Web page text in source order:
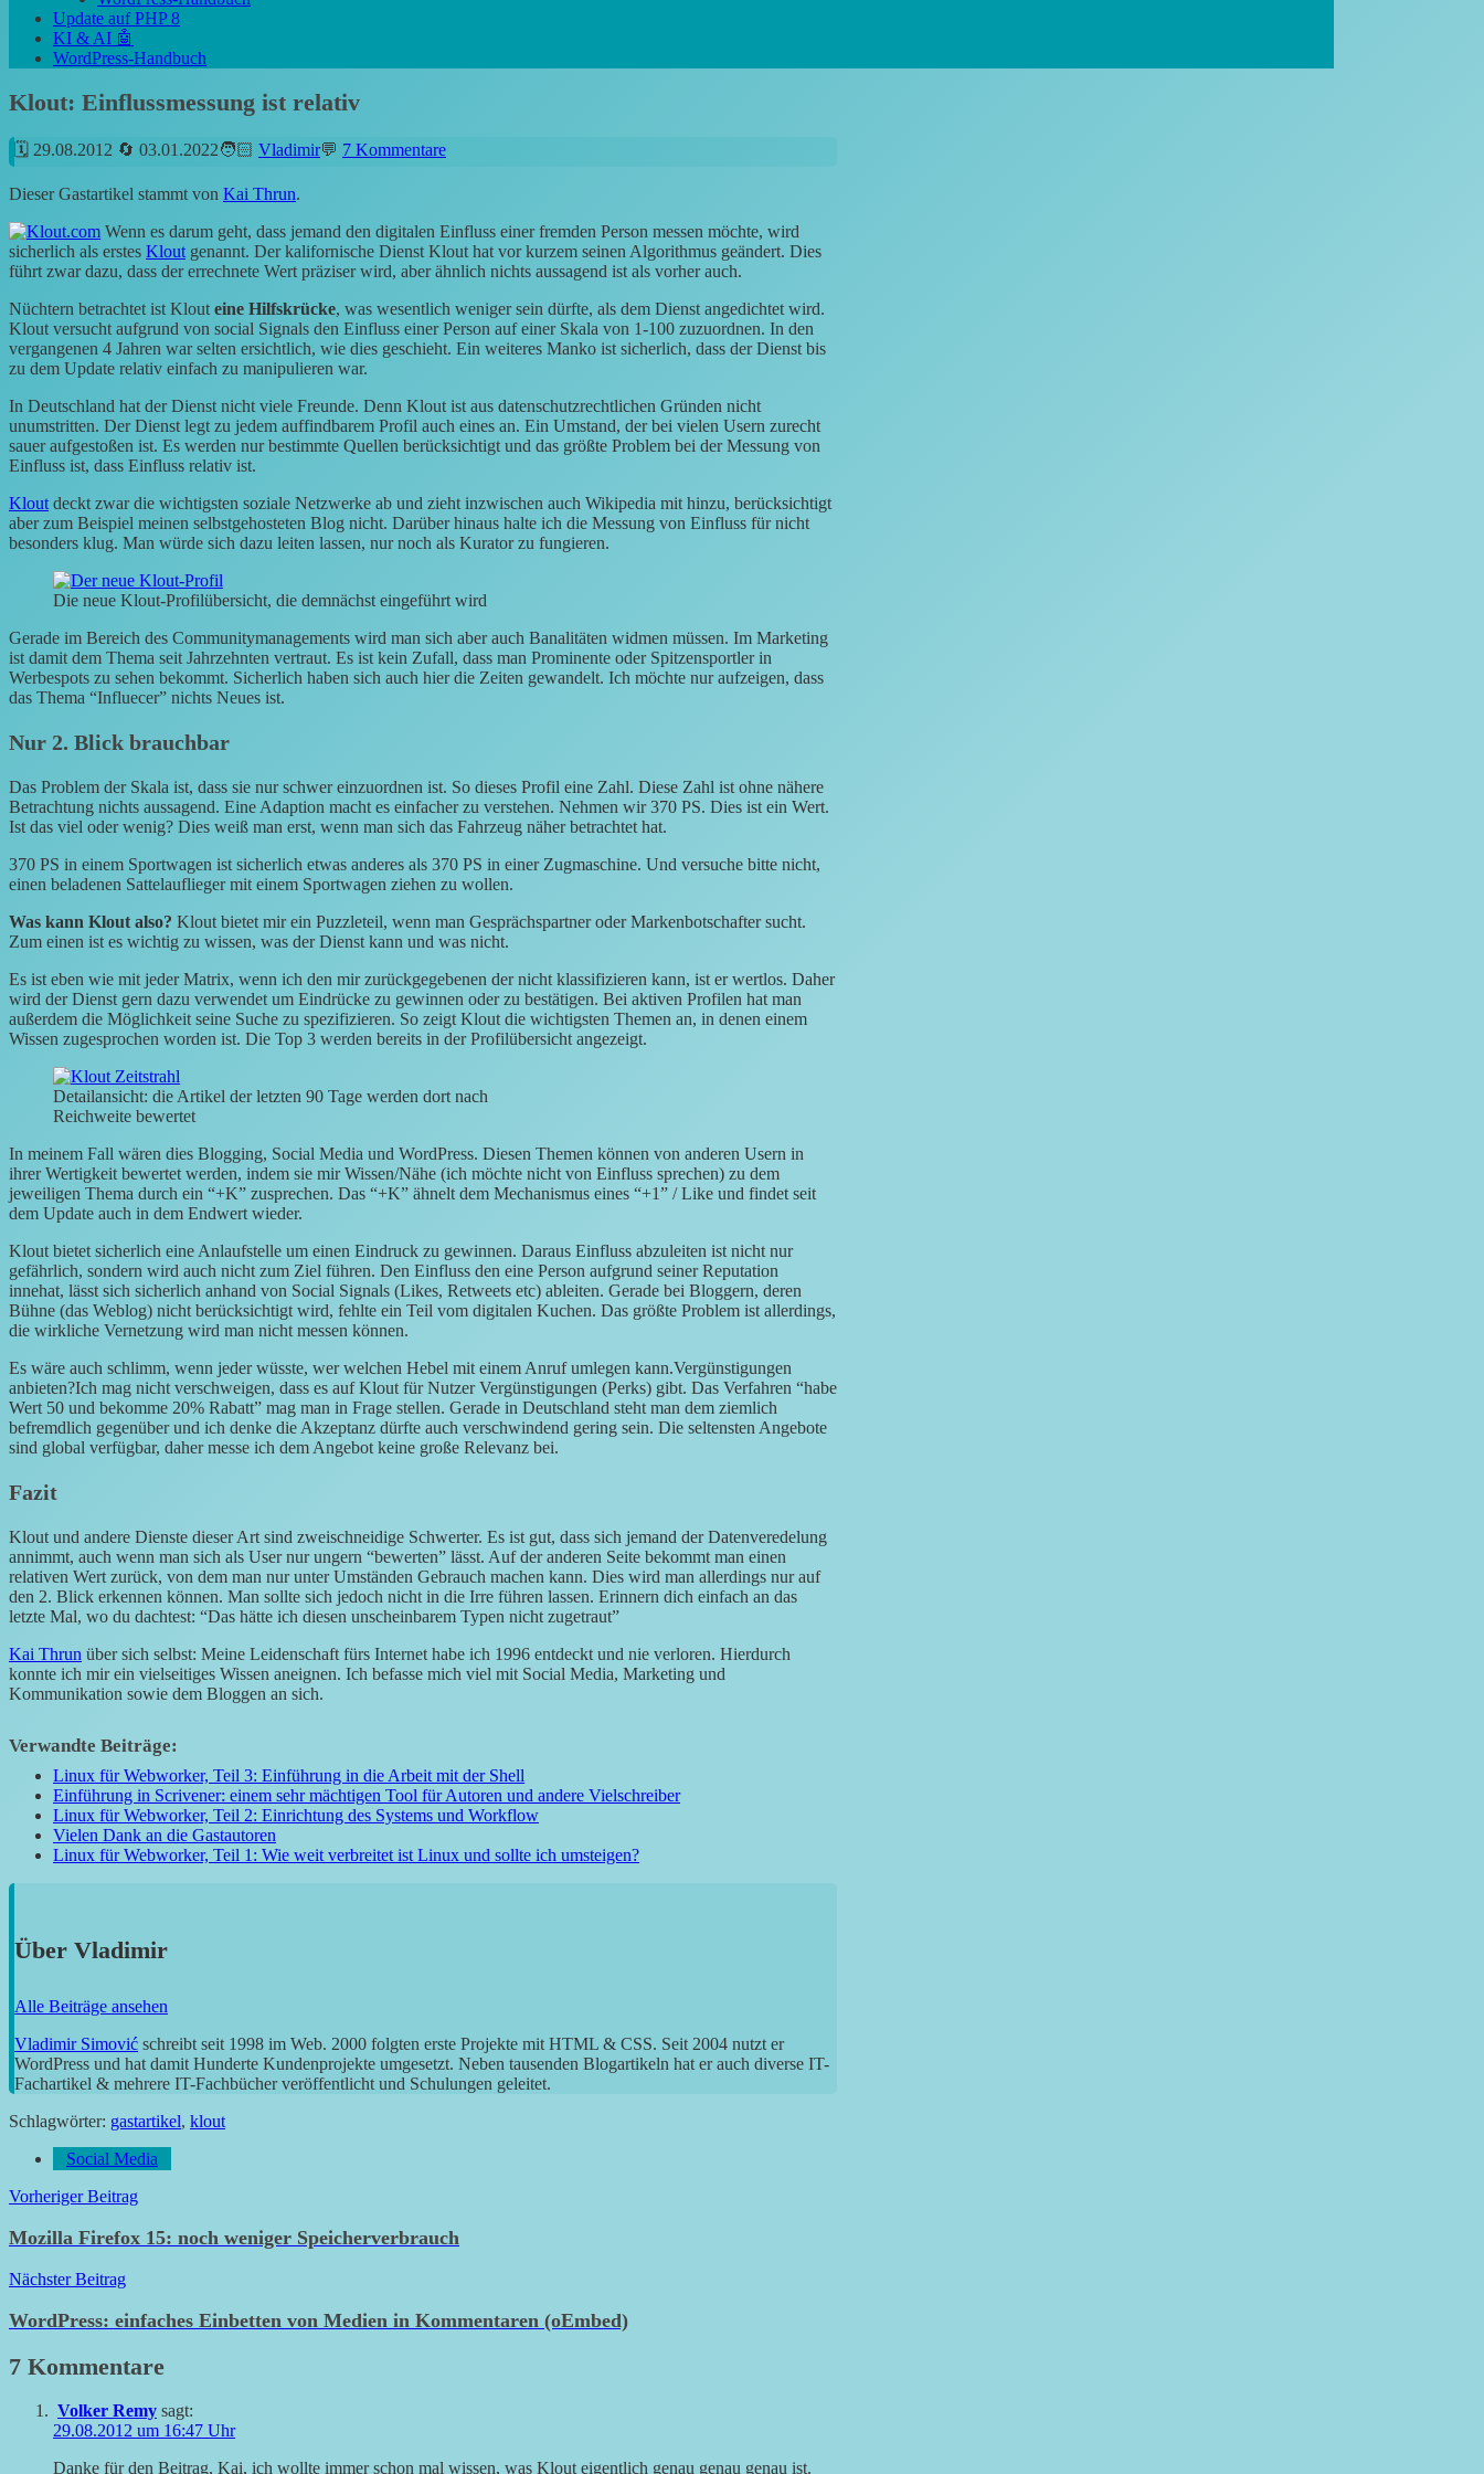
Update auf PHP 8
KI & AI 🤖
WordPress-Handbuch
Klout: Einflussmessung ist relativ
29.08.2012 03.01.2022 Vladimir 7 Kommentare
Dieser Gastartikel stammt von Kai Thrun.
Wenn es darum geht, dass jemand den digitalen Einfluss einer fremden Person messen möchte, wird
sicherlich als erstes Klout genannt. Der kalifornische Dienst Klout hat vor kurzem seinen Algorithmus geändert. Dies
führt zwar dazu, dass der errechnete Wert präziser wird, aber ähnlich nichts aussagend ist als vorher auch.
Nüchtern betrachtet ist Klout eine Hilfskrücke, was wesentlich weniger sein dürfte, als dem Dienst angedichtet wird.
Klout versucht aufgrund von social Signals den Einfluss einer Person auf einer Skala von 1-100 zuzuordnen. In den
vergangenen 4 Jahren war selten ersichtlich, wie dies geschieht. Ein weiteres Manko ist sicherlich, dass der Dienst bis
zu dem Update relativ einfach zu manipulieren war.
In Deutschland hat der Dienst nicht viele Freunde. Denn Klout ist aus datenschutzrechtlichen Gründen nicht
unumstritten. Der Dienst legt zu jedem auffindbarem Profil auch eines an. Ein Umstand, der bei vielen Usern zurecht
sauer aufgestoßen ist. Es werden nur bestimmte Quellen berücksichtigt und das größte Problem bei der Messung von
Einfluss ist, dass Einfluss relativ ist.
Klout deckt zwar die wichtigsten soziale Netzwerke ab und zieht inzwischen auch Wikipedia mit hinzu, berücksichtigt
aber zum Beispiel meinen selbstgehosteten Blog nicht. Darüber hinaus halte ich die Messung von Einfluss für nicht
besonders klug. Man würde sich dazu leiten lassen, nur noch als Kurator zu fungieren.
Die neue Klout-Profilübersicht, die demnächst eingeführt wird
Gerade im Bereich des Communitymanagements wird man sich aber auch Banalitäten widmen müssen. Im Marketing
ist damit dem Thema seit Jahrzehnten vertraut. Es ist kein Zufall, dass man Prominente oder Spitzensportler in
Werbespots zu sehen bekommt. Sicherlich haben sich auch hier die Zeiten gewandelt. Ich möchte nur aufzeigen, dass
das Thema “Influecer” nichts Neues ist.
Nur 2. Blick brauchbar
Das Problem der Skala ist, dass sie nur schwer einzuordnen ist. So dieses Profil eine Zahl. Diese Zahl ist ohne nähere
Betrachtung nichts aussagend. Eine Adaption macht es einfacher zu verstehen. Nehmen wir 370 PS. Dies ist ein Wert.
Ist das viel oder wenig? Dies weiß man erst, wenn man sich das Fahrzeug näher betrachtet hat.
370 PS in einem Sportwagen ist sicherlich etwas anderes als 370 PS in einer Zugmaschine. Und versuche bitte nicht,
einen beladenen Sattelauflieger mit einem Sportwagen ziehen zu wollen.
Was kann Klout also? Klout bietet mir ein Puzzleteil, wenn man Gesprächspartner oder Markenbotschafter sucht.
Zum einen ist es wichtig zu wissen, was der Dienst kann und was nicht.
Es ist eben wie mit jeder Matrix, wenn ich den mir zurückgegebenen der nicht klassifizieren kann, ist er wertlos. Daher
wird der Dienst gern dazu verwendet um Eindrücke zu gewinnen oder zu bestätigen. Bei aktiven Profilen hat man
außerdem die Möglichkeit seine Suche zu spezifizieren. So zeigt Klout die wichtigsten Themen an, in denen einem
Wissen zugesprochen worden ist. Die Top 3 werden bereits in der Profilübersicht angezeigt.
Detailansicht: die Artikel der letzten 90 Tage werden dort nach
Reichweite bewertet
In meinem Fall wären dies Blogging, Social Media und WordPress. Diesen Themen können von anderen Usern in
ihrer Wertigkeit bewertet werden, indem sie mir Wissen/Nähe (ich möchte nicht von Einfluss sprechen) zu dem
jeweiligen Thema durch ein “+K” zusprechen. Das “+K” ähnelt dem Mechanismus eines “+1” / Like und findet seit
dem Update auch in dem Endwert wieder.
Klout bietet sicherlich eine Anlaufstelle um einen Eindruck zu gewinnen. Daraus Einfluss abzuleiten ist nicht nur
gefährlich, sondern wird auch nicht zum Ziel führen. Den Einfluss den eine Person aufgrund seiner Reputation
innehat, lässt sich sicherlich anhand von Social Signals (Likes, Retweets etc) ableiten. Gerade bei Bloggern, deren
Bühne (das Weblog) nicht berücksichtigt wird, fehlte ein Teil vom digitalen Kuchen. Das größte Problem ist allerdings,
die wirkliche Vernetzung wird man nicht messen können.
Es wäre auch schlimm, wenn jeder wüsste, wer welchen Hebel mit einem Anruf umlegen kann.Vergünstigungen
anbieten?Ich mag nicht verschweigen, dass es auf Klout für Nutzer Vergünstigungen (Perks) gibt. Das Verfahren “habe
Wert 50 und bekomme 20% Rabatt” mag man in Frage stellen. Gerade in Deutschland steht man dem ziemlich
befremdlich gegenüber und ich denke die Akzeptanz dürfte auch verschwindend gering sein. Die seltensten Angebote
sind global verfügbar, daher messe ich dem Angebot keine große Relevanz bei.
Fazit
Klout und andere Dienste dieser Art sind zweischneidige Schwerter. Es ist gut, dass sich jemand der Datenveredelung
annimmt, auch wenn man sich als User nur ungern “bewerten” lässt. Auf der anderen Seite bekommt man einen
relativen Wert zurück, von dem man nur unter Umständen Gebrauch machen kann. Dies wird man allerdings nur auf
den 2. Blick erkennen können. Man sollte sich jedoch nicht in die Irre führen lassen. Erinnern dich einfach an das
letzte Mal, wo du dachtest: “Das hätte ich diesen unscheinbarem Typen nicht zugetraut”
Kai Thrun über sich selbst: Meine Leidenschaft fürs Internet habe ich 1996 entdeckt und nie verloren. Hierdurch
konnte ich mir ein vielseitiges Wissen aneignen. Ich befasse mich viel mit Social Media, Marketing und
Kommunikation sowie dem Bloggen an sich.
Verwandte Beiträge:
Linux für Webworker, Teil 3: Einführung in die Arbeit mit der Shell
Einführung in Scrivener: einem sehr mächtigen Tool für Autoren und andere Vielschreiber
Linux für Webworker, Teil 2: Einrichtung des Systems und Workflow
Vielen Dank an die Gastautoren
Linux für Webworker, Teil 1: Wie weit verbreitet ist Linux und sollte ich umsteigen?
Über Vladimir
Alle Beiträge ansehen
Vladimir Simović schreibt seit 1998 im Web. 2000 folgten erste Projekte mit HTML & CSS. Seit 2004 nutzt er
WordPress und hat damit Hunderte Kundenprojekte umgesetzt. Neben tausenden Blogartikeln hat er auch diverse IT-
Fachartikel & mehrere IT-Fachbücher veröffentlicht und Schulungen geleitet.
Schlagwörter: gastartikel, klout
Social Media
Beitragsnavigation
Vorheriger Beitrag
Mozilla Firefox 15: noch weniger Speicherverbrauch
Nächster Beitrag
WordPress: einfaches Einbetten von Medien in Kommentaren (oEmbed)
7 Kommentare
Volker Remy sagt:
29.08.2012 um 16:47 Uhr
Danke für den Beitrag, Kai, ich wollte immer schon mal wissen, was Klout eigentlich genau genau genau ist.